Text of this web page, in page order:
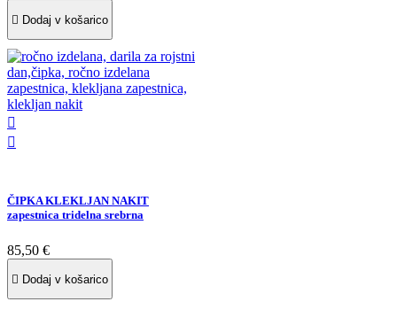
 Dodaj v košarico


ČIPKA KLEKLJAN NAKIT
zapestnica tridelna srebrna
85,50 €
 Dodaj v košarico